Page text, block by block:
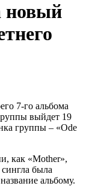
новый
7-го альбома
выйдет 19
группы – «Ode
как «Mother»,
была
альбому.